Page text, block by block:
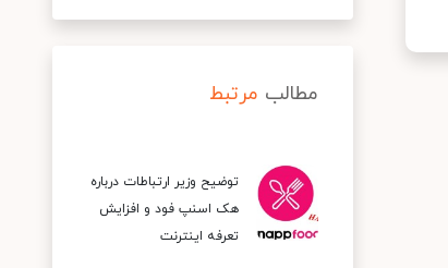
مطالب مرتبط
توضیح وزیر ارتباطات درباره
هک اسنپ‌ فود و افزایش
تعرفه اینترنت